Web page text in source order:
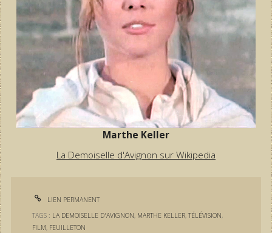
Marthe Keller
La Demoiselle d'Avignon sur Wikipedia
LIEN PERMANENT
TAGS : LA DEMOISELLE D'AVIGNON, MARTHE KELLER,TÉLÉVISION,
FILM, FEUILLETON